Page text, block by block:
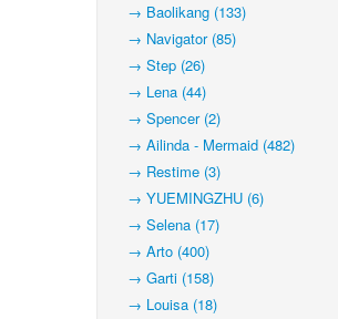
→ Baolikang (133)
→ Navigator (85)
→ Step (26)
→ Lena (44)
→ Spencer (2)
→ Ailinda - Mermaid (482)
→ Restime (3)
→ YUEMINGZHU (6)
→ Selena (17)
→ Arto (400)
→ Garti (158)
→ Louisa (18)